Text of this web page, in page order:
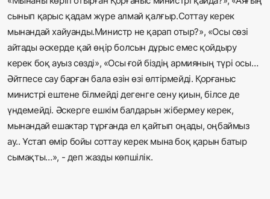
сынып қарыс қадам жүре алмай қалғыр.Соттау керек
мынандай хайуанды.Министр не қарап отыр?», «Осы сөзі
айтады әскерде қай өңір болсын дұрыс емес қойдыру
керек боқ ауыз сөзді», «Осы ғой біздің армияның түрі осы…
Әйтпесе сау барған бала өзін өзі өлтірмейді. Қорғаныс
министрі ештене білмейді дегенге сену қиын, білсе де
үндемейді. Әскерге ешкім балдарын жібермеу керек,
мынандай ешактар тұрғанда ел қайтып оңады, оңбаймыз
ау.. Ұстап өмір бойы соттау керек мына боқ қарын батыр
сымақты…», - деп жазды көпшілік.